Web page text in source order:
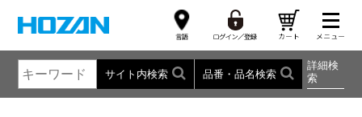
サイト内検索 品番・品名検索
詳細検
索